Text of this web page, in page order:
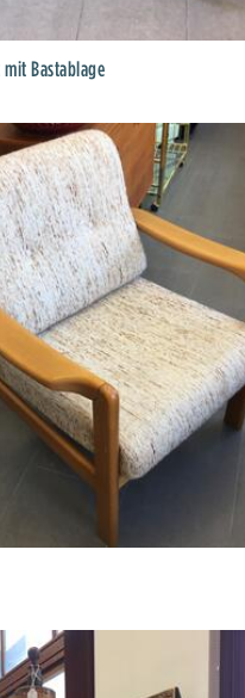
mit Bastablage